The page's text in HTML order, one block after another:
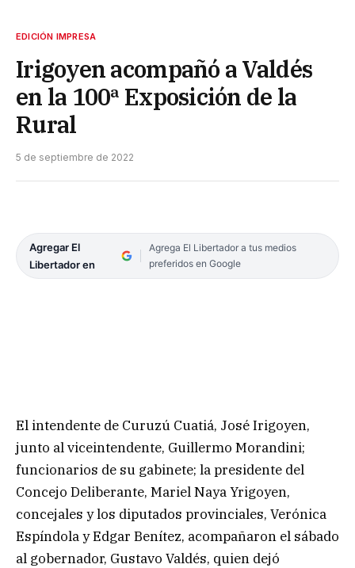
EDICIÓN IMPRESA
Irigoyen acompañó a Valdés
en la 100ª Exposición de la
Rural
5 de septiembre de 2022
Agregar El
Libertador en
Agrega El Libertador a tus medios
preferidos en Google
El intendente de Curuzú Cuatiá, José Irigoyen,
junto al viceintendente, Guillermo Morandini;
funcionarios de su gabinete; la presidente del
Concejo Deliberante, Mariel Naya Yrigoyen,
concejales y los diputados provinciales, Verónica
Espíndola y Edgar Benítez, acompañaron el sábado
al gobernador, Gustavo Valdés, quien dejó